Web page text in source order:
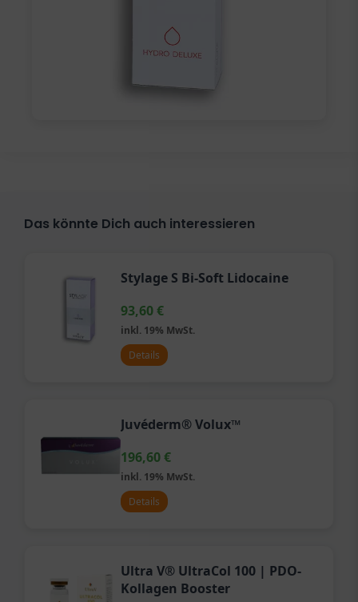
Das könnte Dich auch interessieren
Stylage S Bi-Soft Lidocaine
93,60€
inkl. 19% MwSt.
Details
Juvéderm® Volux™
196,60€
inkl. 19% MwSt.
Details
Ultra V® UltraCol 100 | PDO-
Kollagen Booster